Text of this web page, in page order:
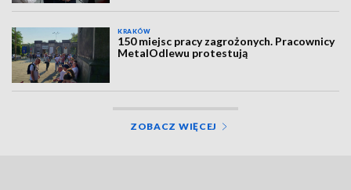
KRAKÓW
150 miejsc pracy zagrożonych. Pracownicy
MetalOdlewu protestują
ZOBACZ WIĘCEJ